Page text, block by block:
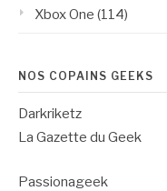
Xbox One (114)
NOS COPAINS GEEKS
Darkriketz
La Gazette du Geek
Passionageek